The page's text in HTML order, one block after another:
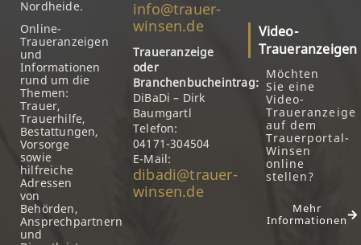
Nordheide.
Online-
Traueranzeigen
und
Informationen
rund um die
Themen:
Trauer,
Trauerhilfe,
Bestattungen,
Vorsorge
sowie
hilfreiche
Adressen
von
Behörden,
Ansprechpartnern
und
info@trauer-
winsen.de
Traueranzeige
oder
Branchenbucheintrag:
DiBaDi – Dirk
Baumgartl
Telefon:
04171-304504
E-Mail:
dibadi@trauer-
winsen.de
Video-
Traueranzeigen
Möchten
Sie eine
Video-
Traueranzeige
auf dem
Trauerportal-
Winsen
online
stellen?
Mehr
Informationen